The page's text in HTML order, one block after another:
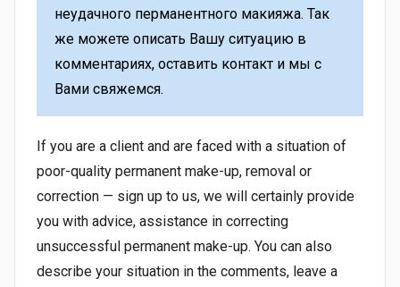
неудачного перманентного макияжа. Так
же можете описать Вашу ситуацию в
комментариях, оставить контакт и мы с
Вами свяжемся.
If you are a client and are faced with a situation of
poor-quality permanent make-up, removal or
correction — sign up to us, we will certainly provide
you with advice, assistance in correcting
unsuccessful permanent make-up. You can also
describe your situation in the comments, leave a